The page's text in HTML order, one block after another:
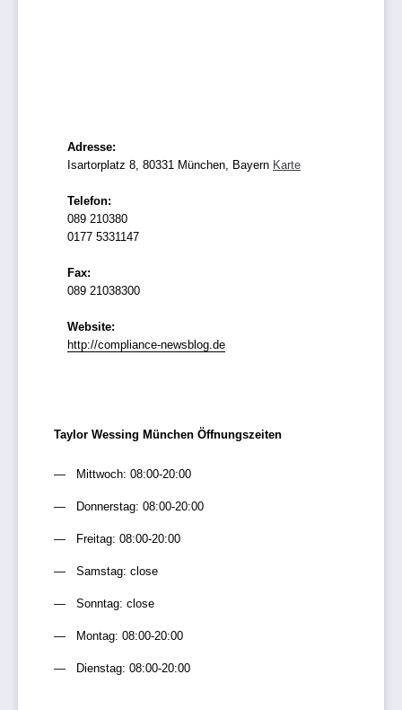
Adresse:
Isartorplatz 8, 80331 München, Bayern Karte
Telefon:
089 210380
0177 5331147
Fax:
089 21038300
Website:
http://compliance-newsblog.de
Taylor Wessing München Öffnungszeiten
Mittwoch: 08:00-20:00
Donnerstag: 08:00-20:00
Freitag: 08:00-20:00
Samstag: close
Sonntag: close
Montag: 08:00-20:00
Dienstag: 08:00-20:00